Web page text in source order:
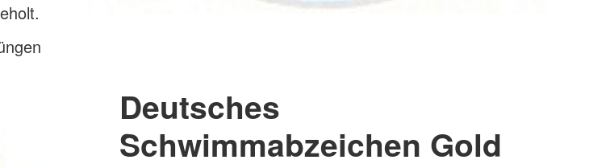
Deutsches
Schwimmabzeichen Gold